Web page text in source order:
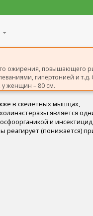
ожирения, повышающего
гипертонией и т.д.
женщин – 80 см.
в скелетных мышцах,
является
и
реагирует (понижается)